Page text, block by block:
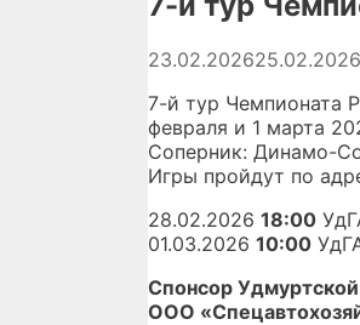
23.02.202625.02.2026
7-й тур Чемпионата
февраля и 1 марта
Соперник: Динамо-
Игры пройдут по
28.02.2026 18:00
01.03.2026 10:00
Спонсор
ООО